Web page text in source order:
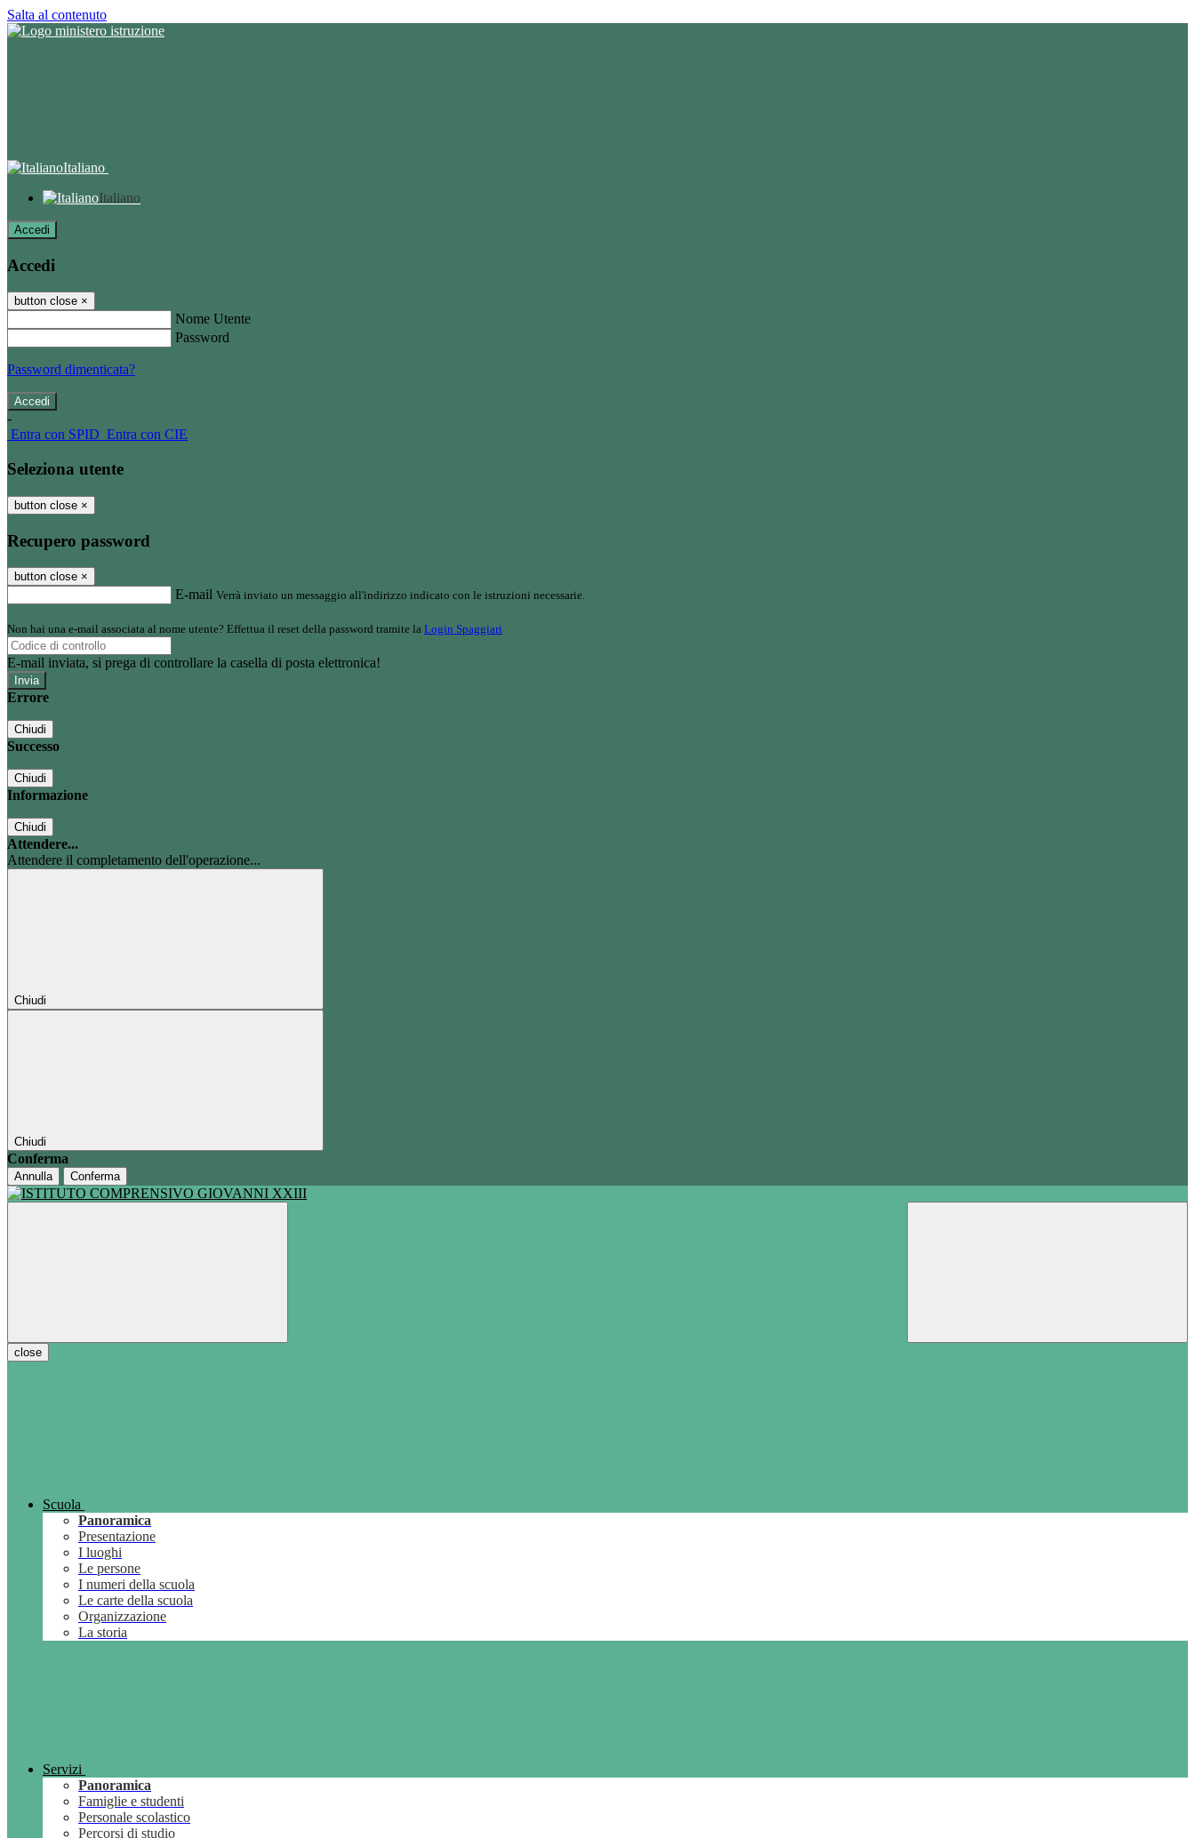
Salta al contenuto
Italiano
Italiano
Accedi
Accedi
button close ×
Nome Utente
Password
Password dimenticata?
-
Entra con SPID Entra con CIE
Seleziona utente
button close ×
Recupero password
button close ×
E-mail Verrà inviato un messaggio all'indirizzo indicato con le istruzioni necessarie.
Non hai una e-mail associata al nome utente? Effettua il reset della password tramite la Login Spaggiari
E-mail inviata, si prega di controllare la casella di posta elettronica!
Errore
Chiudi
Successo
Chiudi
Informazione
Chiudi
Attendere...
Attendere il completamento dell'operazione...
Chiudi
Chiudi
Conferma
Annulla Conferma
close
Scuola
Panoramica
Presentazione
I luoghi
Le persone
I numeri della scuola
Le carte della scuola
Organizzazione
La storia
Servizi
Panoramica
Famiglie e studenti
Personale scolastico
Percorsi di studio